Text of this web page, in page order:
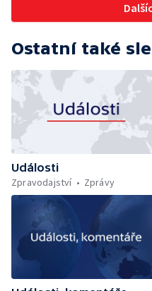
Ostatní také
Události
Zpravodajství
Zprávy